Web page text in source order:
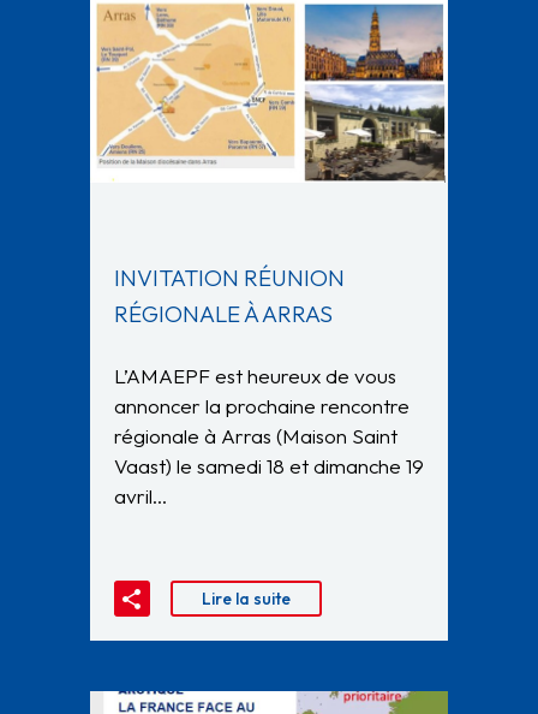
INVITATION RÉUNION
RÉGIONALE À ARRAS
L’AMAEPF est heureux de vous
annoncer la prochaine rencontre
régionale à Arras (Maison Saint
Vaast) le samedi 18 et dimanche 19
avril…
Lire la suite